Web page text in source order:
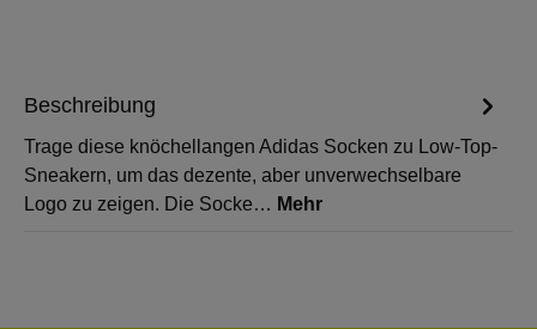
Beschreibung
Trage diese knöchellangen Adidas Socken zu Low-Top-
Sneakern, um das dezente, aber unverwechselbare
Logo zu zeigen. Die Socke… Mehr